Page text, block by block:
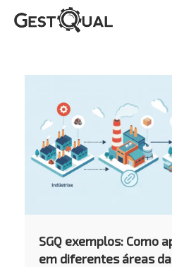
SGQ exemplos: Como
em diferentes áreas